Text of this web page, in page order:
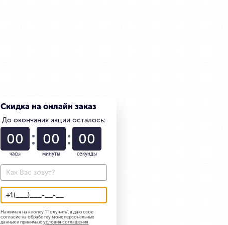
Скидка на онлайн заказ
До окончания акции осталось:
01
часы
22
минуты
58
секунды
Нажимая на кнопку "Получить", я даю свое
согласие на обработку моих персональных
данных и принимаю условия соглашения